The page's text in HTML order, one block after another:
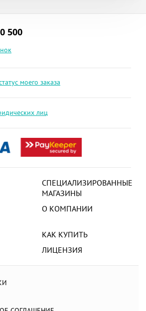
500
СПЕЦИАЛИЗИРОВАННЫЕ
МАГАЗИНЫ
О КОМПАНИИ
КАК КУПИТЬ
ЛИЦЕНЗИЯ
моего заказа
лиц